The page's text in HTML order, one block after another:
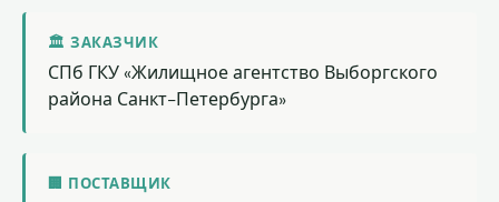
🏛 ЗАКАЗЧИК
СПб ГКУ «Жилищное агентство Выборгского
района Санкт-Петербурга»
🏢 ПОСТАВЩИК